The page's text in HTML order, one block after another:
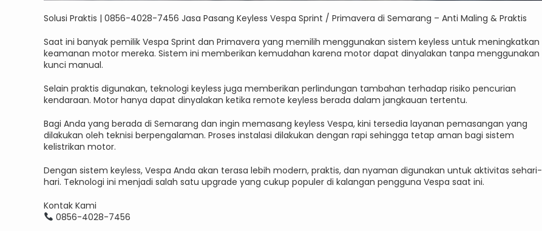
Solusi Praktis | 0856-4028-7456 Jasa Pasang Keyless Vespa Sprint / Primavera di Semarang – Anti Maling & Praktis
Saat ini banyak pemilik Vespa Sprint dan Primavera yang memilih menggunakan sistem keyless untuk meningkatkan
keamanan motor mereka. Sistem ini memberikan kemudahan karena motor dapat dinyalakan tanpa menggunakan
kunci manual.
Selain praktis digunakan, teknologi keyless juga memberikan perlindungan tambahan terhadap risiko pencurian
kendaraan. Motor hanya dapat dinyalakan ketika remote keyless berada dalam jangkauan tertentu.
Bagi Anda yang berada di Semarang dan ingin memasang keyless Vespa, kini tersedia layanan pemasangan yang
dilakukan oleh teknisi berpengalaman. Proses instalasi dilakukan dengan rapi sehingga tetap aman bagi sistem
kelistrikan motor.
Dengan sistem keyless, Vespa Anda akan terasa lebih modern, praktis, dan nyaman digunakan untuk aktivitas sehari-
hari. Teknologi ini menjadi salah satu upgrade yang cukup populer di kalangan pengguna Vespa saat ini.
Kontak Kami
0856-4028-7456